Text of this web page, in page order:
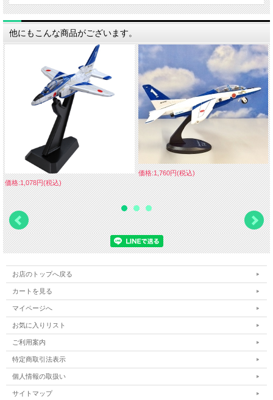
他にもこんな商品がございます。
価格:1,078円(税込)
価格:1,760円(税込)
お店のトップへ戻る
カートを見る
マイページへ
お気に入りリスト
ご利用案内
特定商取引法表示
個人情報の取扱い
サイトマップ